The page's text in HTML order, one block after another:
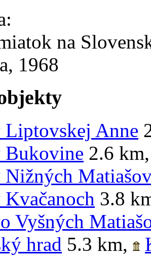
na
1968
Anne
2.6 km
3.8
Vyšných
hrad 5.3 km,